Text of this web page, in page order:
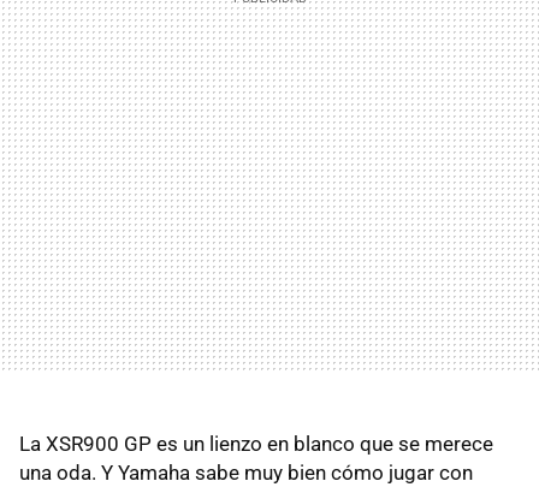
La XSR900 GP es un lienzo en blanco que se merece
una oda. Y Yamaha sabe muy bien cómo jugar con